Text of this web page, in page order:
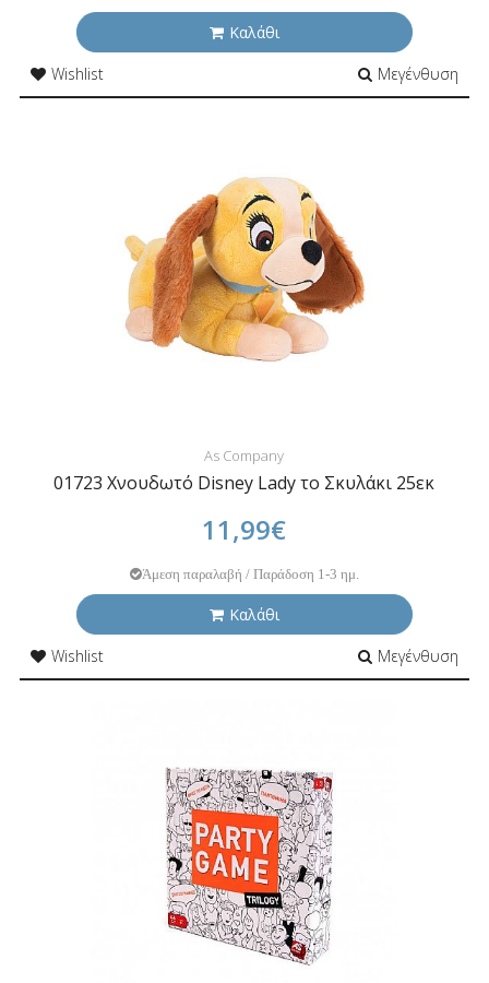
Καλάθι
Wishlist
Μεγένθυση
As Company
01723 Χνουδωτό Disney Lady το Σκυλάκι 25εκ
11,99€
Άμεση παραλαβή / Παράδοση 1-3 ημ.
Καλάθι
Wishlist
Μεγένθυση